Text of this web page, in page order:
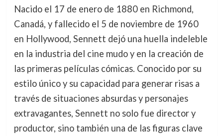
Nacido el 17 de enero de 1880 en Richmond,
Canadá, y fallecido el 5 de noviembre de 1960
en Hollywood, Sennett dejó una huella indeleble
en la industria del cine mudo y en la creación de
las primeras películas cómicas. Conocido por su
estilo único y su capacidad para generar risas a
través de situaciones absurdas y personajes
extravagantes, Sennett no solo fue director y
productor, sino también una de las figuras clave